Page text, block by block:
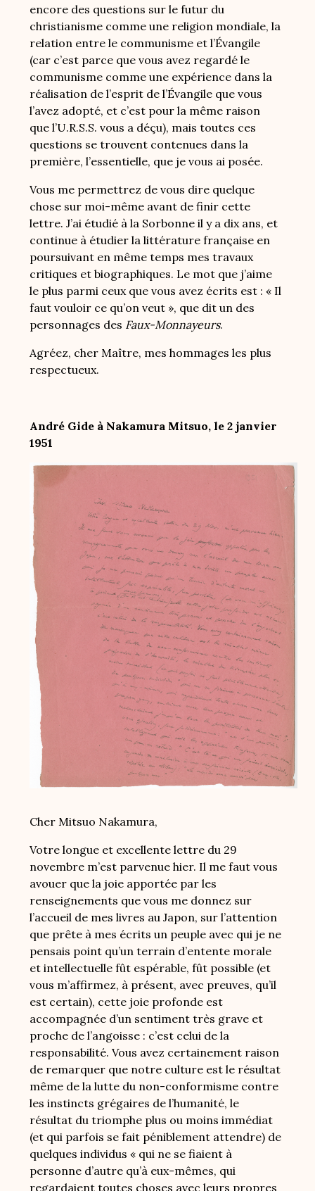
encore des questions sur le futur du
christianisme comme une religion mondiale, la
relation entre le communisme et l’Évangile
(car c’est parce que vous avez regardé le
communisme comme une expérience dans la
réalisation de l’esprit de l’Évangile que vous
l’avez adopté, et c’est pour la même raison
que l’U.R.S.S. vous a déçu), mais toutes ces
questions se trouvent contenues dans la
première, l’essentielle, que je vous ai posée.
Vous me permettrez de vous dire quelque
chose sur moi-même avant de finir cette
lettre. J’ai étudié à la Sorbonne il y a dix ans, et
continue à étudier la littérature française en
poursuivant en même temps mes travaux
critiques et biographiques. Le mot que j’aime
le plus parmi ceux que vous avez écrits est : « Il
faut vouloir ce qu’on veut », que dit un des
personnages des Faux-Monnayeurs.
Agréez, cher Maître, mes hommages les plus
respectueux.
André Gide à Nakamura Mitsuo, le 2 janvier
1951
Image
Cher Mitsuo Nakamura,
Votre longue et excellente lettre du 29
novembre m’est parvenue hier. Il me faut vous
avouer que la joie apportée par les
renseignements que vous me donnez sur
l’accueil de mes livres au Japon, sur l’attention
que prête à mes écrits un peuple avec qui je ne
pensais point qu’un terrain d’entente morale
et intellectuelle fût espérable, fût possible (et
vous m’affirmez, à présent, avec preuves, qu’il
est certain), cette joie profonde est
accompagnée d’un sentiment très grave et
proche de l’angoisse : c’est celui de la
responsabilité. Vous avez certainement raison
de remarquer que notre culture est le résultat
même de la lutte du non-conformisme contre
les instincts grégaires de l’humanité, le
résultat du triomphe plus ou moins immédiat
(et qui parfois se fait péniblement attendre) de
quelques individus « qui ne se fiaient à
personne d’autre qu’à eux-mêmes, qui
regardaient toutes choses avec leurs propres